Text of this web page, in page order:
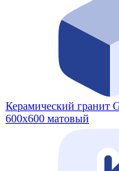
Керамический гранит
600x600 матовый